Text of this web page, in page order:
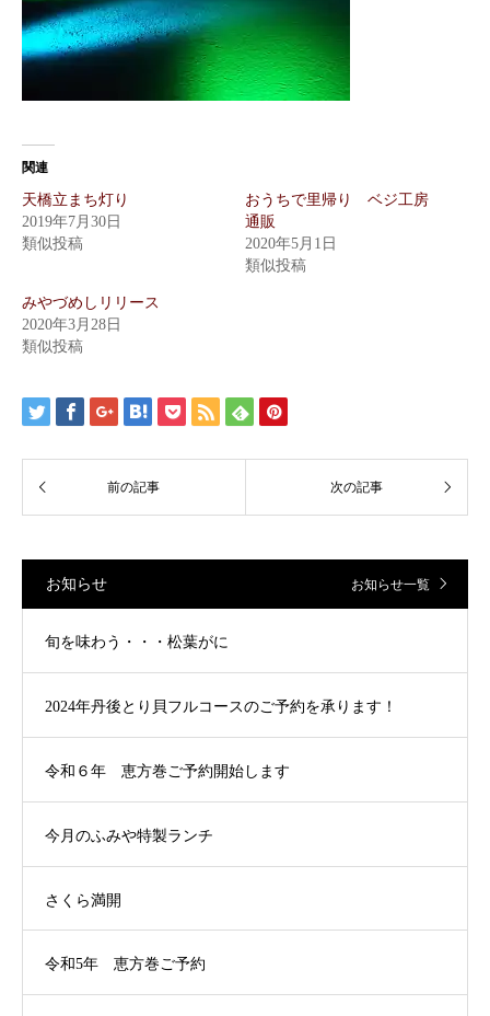
関連
天橋立まち灯り
2019年7月30日
類似投稿
おうちで里帰り ベジ工房
通販
2020年5月1日
類似投稿
みやづめしリリース
2020年3月28日
類似投稿
お知らせ お知らせ一覧
旬を味わう・・・松葉がに
2024年丹後とり貝フルコースのご予約を承ります！
令和６年 恵方巻ご予約開始します
今月のふみや特製ランチ
さくら満開
令和5年 恵方巻ご予約